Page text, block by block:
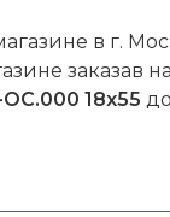
в г.
заказав
18х55